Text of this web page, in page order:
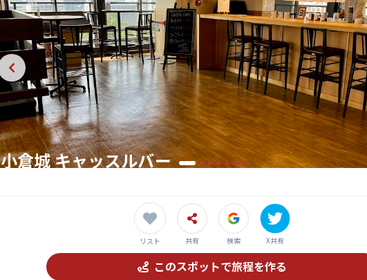
小倉城 キャッスルバー
リスト 共有 検索 X共有
このスポットで旅程を作る